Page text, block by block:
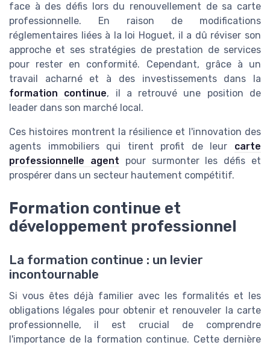
face à des défis lors du renouvellement de sa carte
professionnelle. En raison de modifications
réglementaires liées à la loi Hoguet, il a dû réviser son
approche et ses stratégies de prestation de services
pour rester en conformité. Cependant, grâce à un
travail acharné et à des investissements dans la
formation continue, il a retrouvé une position de
leader dans son marché local.
Ces histoires montrent la résilience et l'innovation des
agents immobiliers qui tirent profit de leur carte
professionnelle agent pour surmonter les défis et
prospérer dans un secteur hautement compétitif.
Formation continue et
développement professionnel
La formation continue : un levier
incontournable
Si vous êtes déjà familier avec les formalités et les
obligations légales pour obtenir et renouveler la carte
professionnelle, il est crucial de comprendre
l'importance de la formation continue. Cette dernière